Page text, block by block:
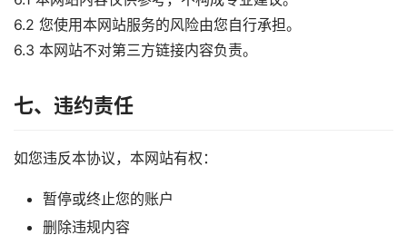
6.2 您使用本网站服务的风险由您自行承担。
6.3 本网站不对第三方链接内容负责。
七、违约责任
如您违反本协议，本网站有权：
暂停或终止您的账户
删除违规内容